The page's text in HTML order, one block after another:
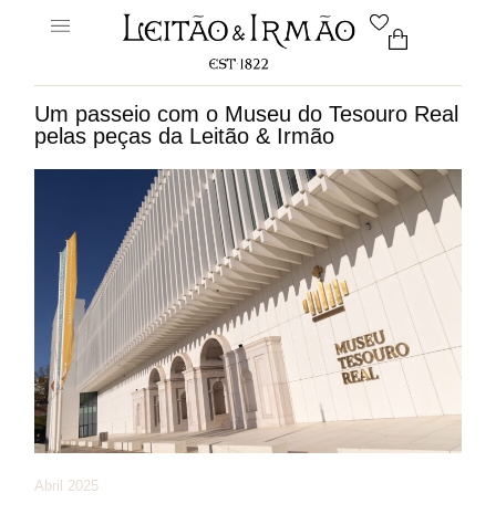
Um passeio com o Museu do Tesouro Real
pelas peças da Leitão & Irmão
Abril 2025